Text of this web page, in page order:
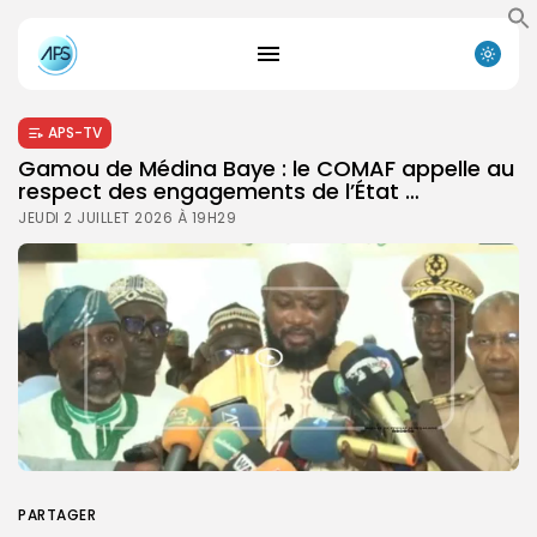
APS-TV
Gamou de Médina Baye : le COMAF appelle au
respect des engagements de l’État …
JEUDI 2 JUILLET 2026 À 19H29
PARTAGER